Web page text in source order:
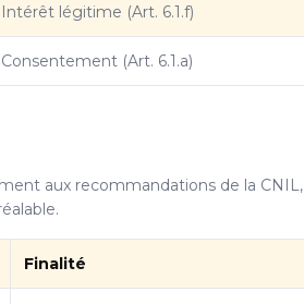
Intérêt légitime (Art. 6.1.f)
Consentement (Art. 6.1.a)
aux recommandations de la CNIL,
Finalité